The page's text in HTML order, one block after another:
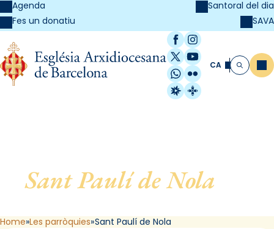
Agenda
Fes un donatiu
Santoral del dia
SAVA
Facebook
Instagram
X / Twitter
YouTube
WhatsApp
Flickr
Radio Estel
Catalunya
CA Cerca
Sant Paulí de Nola
Home Les parròquies Sant Paulí de Nola